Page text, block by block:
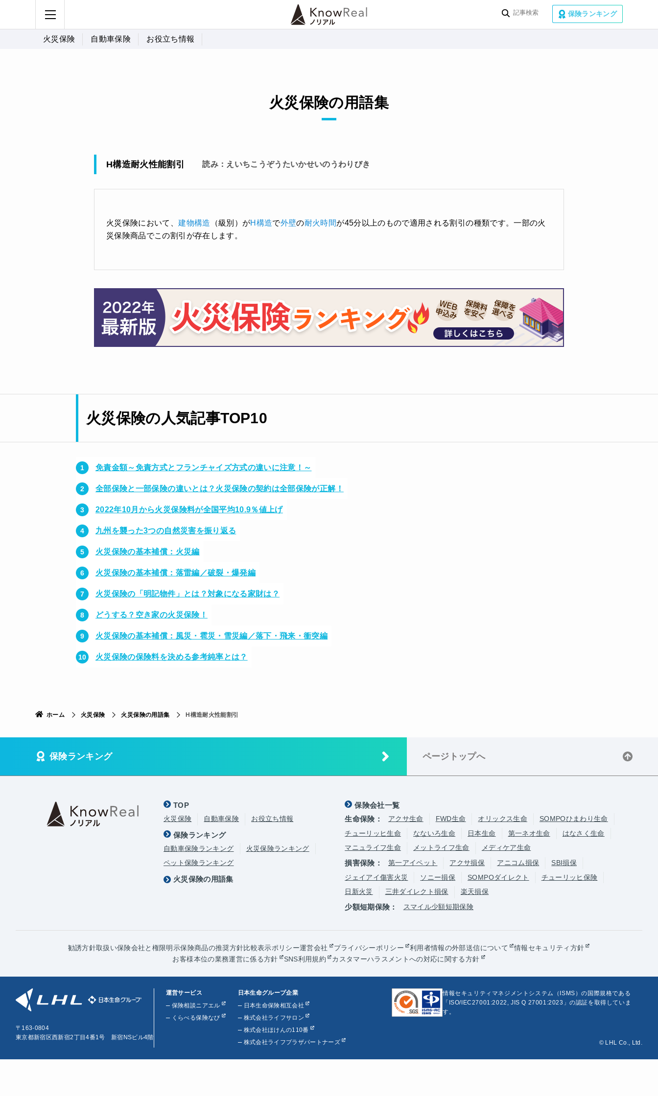
保険ランキング
火災保険 自動車保険 お役立ち情報
火災保険の用語集
H構造耐火性能割引 読み：えいちこうぞうたいかせいのうわりびき
火災保険において、建物構造 （級別）がH構造で外壁の耐火時間が45分以上のもので適用される割引の種類です。一部の火
災保険商品でこの割引が存在します。
火災保険の人気記事TOP10
免責金額～免責方式とフランチャイズ方式の違いに注意！～
全部保険と一部保険の違いとは？火災保険の契約は全部保険が正解！
2022年10月から火災保険料が全国平均10.9％値上げ
九州を襲った3つの自然災害を振り返る
火災保険の基本補償：火災編
火災保険の基本補償：落雷編／破裂・爆発編
火災保険の「明記物件」とは？対象になる家財は？
どうする？空き家の火災保険！
火災保険の基本補償：風災・雹災・雪災編／落下・飛来・衝突編
火災保険の保険料を決める参考純率とは？
ホーム 火災保険 火災保険の用語集 H構造耐火性能割引
保険ランキング ページトップへ
TOP
火災保険 自動車保険 お役立ち情報
保険ランキング
自動車保険ランキング
火災保険ランキング
ペット保険ランキング
火災保険の用語集
保険会社一覧
生命保険：
アクサ生命 FWD生命 オリックス生命
SOMPOひまわり生命
チューリッヒ生命
なないろ生命 日本生命 第一ネオ生命
はなさく生命
マニュライフ生命
メットライフ生命 メディケア生命
損害保険： 第一アイペット アクサ損保 アニコム損保
SBI損保
ジェイアイ傷害火災
ソニー損保 SOMPOダイレクト
チューリッヒ保険
日新火災
三井ダイレクト損保 楽天損保
少額短期保険： スマイル少額短期保険
勧誘方針取扱い保険会社と権限明示保険商品の推奨方針比較表示ポリシー運営会社 プライバシーポリシー 利用者情報の外部送信について
情報セキュリティ方針
お客様本位の業務運営に係る方針
SNS利用規約 カスタマーハラスメントへの対応に関する方針
〒163-0804
東京都新宿区西新宿2丁目4番1号 新宿NSビル4階
運営サービス
保険相談ニアエル
くらべる保険なび
日本生命グループ企業
日本生命保険相互会社
株式会社ライフサロン
株式会社ほけんの110番
株式会社ライフプラザパートナーズ
情報セキュリティマネジメントシステム（ISMS）の国際規格である
「ISO/IEC27001:2022, JIS Q 27001:2023」の認証を取得していま
す。
© LHL Co., Ltd.